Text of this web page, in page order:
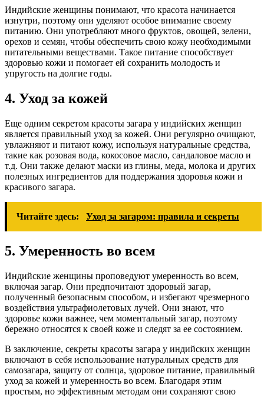
Индийские женщины понимают, что красота начинается
изнутри, поэтому они уделяют особое внимание своему
питанию. Они употребляют много фруктов, овощей, зелени,
орехов и семян, чтобы обеспечить свою кожу необходимыми
питательными веществами. Такое питание способствует
здоровью кожи и помогает ей сохранить молодость и
упругость на долгие годы.
4. Уход за кожей
Еще одним секретом красоты загара у индийских женщин
является правильный уход за кожей. Они регулярно очищают,
увлажняют и питают кожу, используя натуральные средства,
такие как розовая вода, кокосовое масло, сандаловое масло и
т.д. Они также делают маски из глины, меда, молока и других
полезных ингредиентов для поддержания здоровья кожи и
красивого загара.
Читайте здесь: Уход за загаром: правила и секреты
5. Умеренность во всем
Индийские женщины проповедуют умеренность во всем,
включая загар. Они предпочитают здоровый загар,
полученный безопасным способом, и избегают чрезмерного
воздействия ультрафиолетовых лучей. Они знают, что
здоровье кожи важнее, чем моментальный загар, поэтому
бережно относятся к своей коже и следят за ее состоянием.
В заключение, секреты красоты загара у индийских женщин
включают в себя использование натуральных средств для
самозагара, защиту от солнца, здоровое питание, правильный
уход за кожей и умеренность во всем. Благодаря этим
простым, но эффективным методам они сохраняют свою